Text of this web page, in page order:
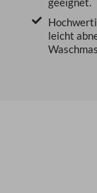
leicht